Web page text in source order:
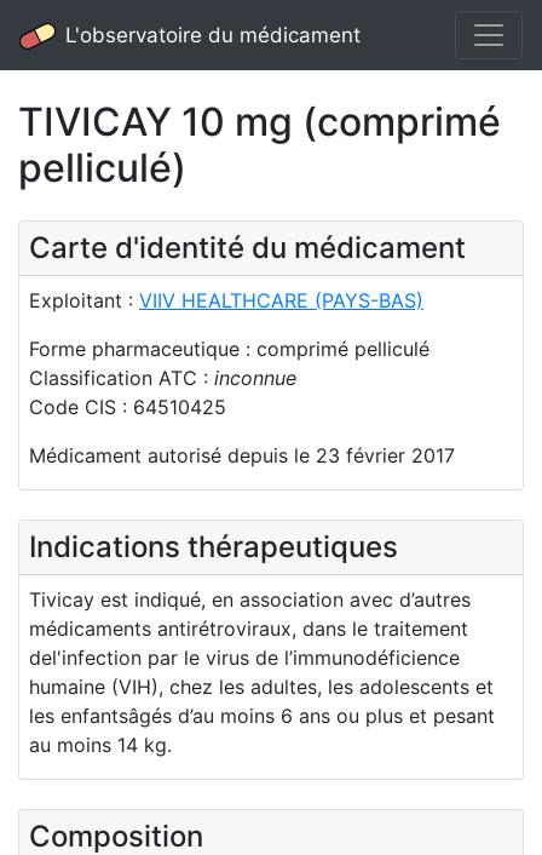
L'observatoire du médicament
TIVICAY 10 mg (comprimé
pelliculé)
Carte d'identité du médicament
Exploitant : VIIV HEALTHCARE (PAYS-BAS)
Forme pharmaceutique : comprimé pelliculé
Classification ATC : inconnue
Code CIS : 64510425
Médicament autorisé depuis le 23 février 2017
Indications thérapeutiques
Tivicay est indiqué, en association avec d’autres
médicaments antirétroviraux, dans le traitement
del'infection par le virus de l’immunodéficience
humaine (VIH), chez les adultes, les adolescents et
les enfantsâgés d’au moins 6 ans ou plus et pesant
au moins 14 kg.
Composition